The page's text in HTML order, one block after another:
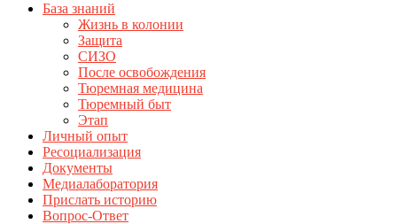
База знаний
Жизнь в колонии
Защита
СИЗО
После освобождения
Тюремная медицина
Тюремный быт
Этап
Личный опыт
Ресоциализация
Документы
Медиалаборатория
Прислать историю
Вопрос-Ответ